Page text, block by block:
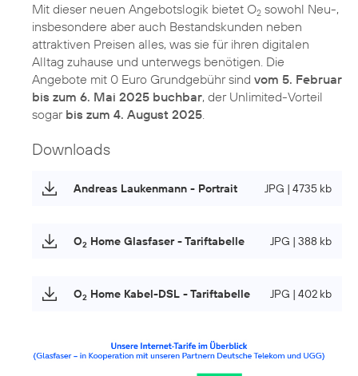
Mit dieser neuen Angebotslogik bietet O2 sowohl Neu-,
insbesondere aber auch Bestandskunden neben
attraktiven Preisen alles, was sie für ihren digitalen
Alltag zuhause und unterwegs benötigen. Die
Angebote mit 0 Euro Grundgebühr sind vom 5. Februar
bis zum 6. Mai 2025 buchbar, der Unlimited-Vorteil
sogar bis zum 4. August 2025.
Downloads
Andreas Laukenmann - Portrait JPG | 4735 kb
O2 Home Glasfaser - Tariftabelle JPG | 388 kb
O2 Home Kabel-DSL - Tariftabelle JPG | 402 kb